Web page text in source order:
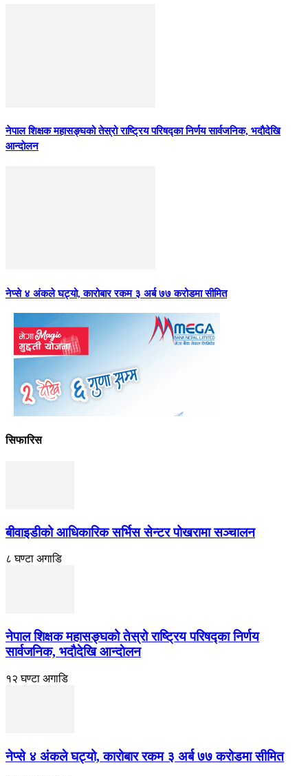
नेपाल शिक्षक महासङ्घको तेस्रो राष्ट्रिय परिषद्का निर्णय सार्वजनिक, भदाैदेखि
आन्दाेलन
नेप्से ४ अंकले घट्यो, कारोबार रकम ३ अर्ब ७७ करोडमा सीमित
सिफारिस
बीवाइडीको आधिकारिक सर्भिस सेन्टर पोखरामा सञ्चालन
८ घण्टा अगाडि
नेपाल शिक्षक महासङ्घको तेस्रो राष्ट्रिय परिषद्का निर्णय
सार्वजनिक, भदाैदेखि आन्दाेलन
१२ घण्टा अगाडि
नेप्से ४ अंकले घट्यो, कारोबार रकम ३ अर्ब ७७ करोडमा सीमित